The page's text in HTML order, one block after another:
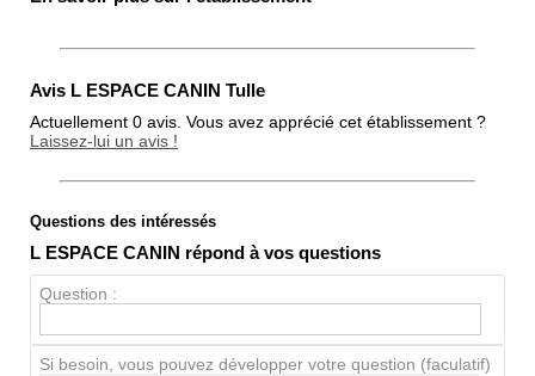
Avis L ESPACE CANIN Tulle
Actuellement 0 avis. Vous avez apprécié cet établissement ?
Laissez-lui un avis !
Note globale
Questions des intéressés
L ESPACE CANIN répond à vos questions
Question :
Si besoin, vous pouvez développer votre question (faculatif)